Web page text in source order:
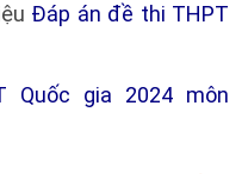
Đáp án đề thi THPT
gia 2024 môn